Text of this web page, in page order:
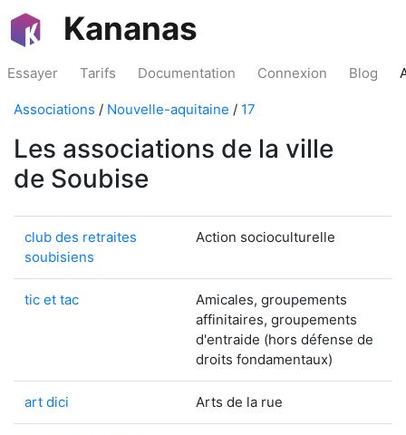
Kananas
Essayer Tarifs Documentation Connexion Blog
Associations / Nouvelle-aquitaine / 17
Les associations de la ville
de Soubise
club des retraites
soubisiens
Action socioculturelle
tic et tac
Amicales, groupements
affinitaires, groupements
d'entraide (hors défense de
droits fondamentaux)
art dici Arts de la rue